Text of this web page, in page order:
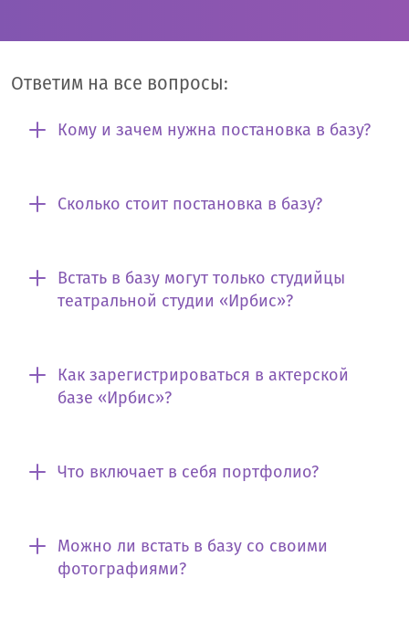
Ответим на все вопросы:
Кому и зачем нужна постановка в базу?
Сколько стоит постановка в базу?
Встать в базу могут только студийцы
театральной студии «Ирбис»?
Как зарегистрироваться в актерской
базе «Ирбис»?
Что включает в себя портфолио?
Можно ли встать в базу со своими
фотографиями?